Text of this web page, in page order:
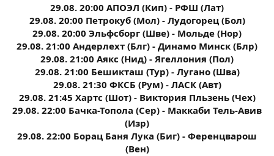
29.08. 20:00 АПОЭЛ (Кип) - РФШ (Лат)
29.08. 20:00 Петрокуб (Мол) - Лудогорец (Бол)
29.08. 20:00 Эльфсборг (Шве) - Мольде (Нор)
29.08. 21:00 Андерлехт (Блг) - Динамо Минск (Блр)
29.08. 21:00 Аякс (Нид) - Ягеллония (Пол)
29.08. 21:00 Бешикташ (Тур) - Лугано (Шва)
29.08. 21:30 ФКСБ (Рум) - ЛАСК (Авт)
29.08. 21:45 Хартс (Шот) - Виктория Пльзень (Чех)
29.08. 22:00 Бачка-Топола (Сер) - Маккаби Тель-Авив
(Изр)
29.08. 22:00 Борац Баня Лука (Биг) - Ференцварош
(Вен)